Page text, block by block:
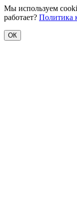
Мы используем
работает? Политика
ОК